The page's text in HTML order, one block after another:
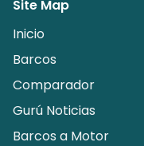
Site Map
Inicio
Barcos
Comparador
Gurú Noticias
Barcos a Motor